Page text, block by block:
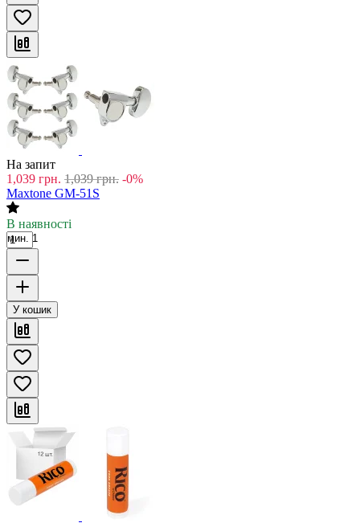
На запит
1,039 грн. 1,039 грн. -0%
Maxtone GM-51S
В наявності
мин. 1
У кошик